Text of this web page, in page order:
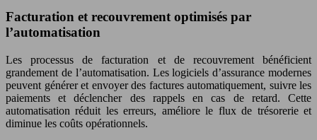
Facturation et recouvrement optimisés par
l’automatisation
Les processus de facturation et de recouvrement bénéficient
grandement de l’automatisation. Les logiciels d’assurance modernes
peuvent générer et envoyer des factures automatiquement, suivre les
paiements et déclencher des rappels en cas de retard. Cette
automatisation réduit les erreurs, améliore le flux de trésorerie et
diminue les coûts opérationnels.